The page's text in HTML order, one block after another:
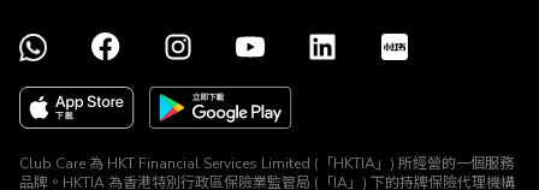
Club Care 為 HKT Financial Services Limited (「HKTIA」) 所經營的一個服務
品牌。HKTIA 為香港特別行政區保險業監管局 (「IA」) 下的持牌保險代理機構